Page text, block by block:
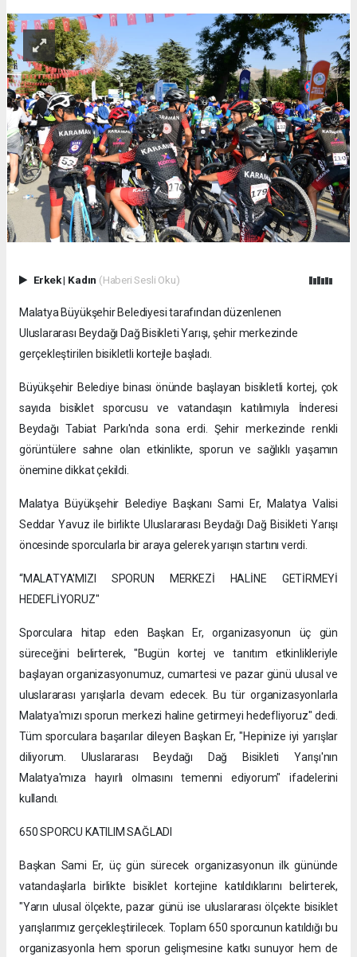
Erkek| Kadın (Haberi Sesli Oku)
Malatya Büyükşehir Belediyesi tarafından düzenlenen
Uluslararası Beydağı Dağ Bisikleti Yarışı, şehir merkezinde
gerçekleştirilen bisikletli kortejle başladı.
Büyükşehir Belediye binası önünde başlayan bisikletli kortej, çok
sayıda bisiklet sporcusu ve vatandaşın katılımıyla İnderesi
Beydağı Tabiat Parkı'nda sona erdi. Şehir merkezinde renkli
görüntülere sahne olan etkinlikte, sporun ve sağlıklı yaşamın
önemine dikkat çekildi.
Malatya Büyükşehir Belediye Başkanı Sami Er, Malatya Valisi
Seddar Yavuz ile birlikte Uluslararası Beydağı Dağ Bisikleti Yarışı
öncesinde sporcularla bir araya gelerek yarışın startını verdi.
“MALATYA'MIZI SPORUN MERKEZİ HALİNE GETİRMEYİ
HEDEFLİYORUZ"
Sporculara hitap eden Başkan Er, organizasyonun üç gün
süreceğini belirterek, "Bugün kortej ve tanıtım etkinlikleriyle
başlayan organizasyonumuz, cumartesi ve pazar günü ulusal ve
uluslararası yarışlarla devam edecek. Bu tür organizasyonlarla
Malatya'mızı sporun merkezi haline getirmeyi hedefliyoruz" dedi.
Tüm sporculara başarılar dileyen Başkan Er, "Hepinize iyi yarışlar
diliyorum. Uluslararası Beydağı Dağ Bisikleti Yarışı'nın
Malatya'mıza hayırlı olmasını temenni ediyorum" ifadelerini
kullandı.
650 SPORCU KATILIM SAĞLADI
Başkan Sami Er, üç gün sürecek organizasyonun ilk gününde
vatandaşlarla birlikte bisiklet kortejine katıldıklarını belirterek,
"Yarın ulusal ölçekte, pazar günü ise uluslararası ölçekte bisiklet
yarışlarımız gerçekleştirilecek. Toplam 650 sporcunun katıldığı bu
organizasyonla hem sporun gelişmesine katkı sunuyor hem de